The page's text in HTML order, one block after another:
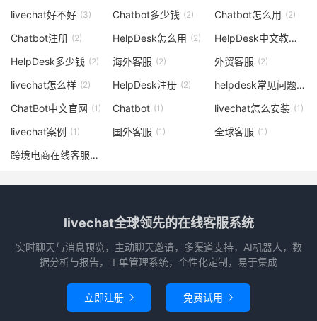
livechat好不好 (3) Chatbot多少钱 (2) Chatbot怎么用 (2)
Chatbot注册 (2) HelpDesk怎么用 (2) HelpDesk中文教程
HelpDesk多少钱 (2) 海外客服 (2) 外贸客服 (2)
livechat怎么样 (2) HelpDesk注册 (2) helpdesk常见问题
(1)
ChatBot中文官网 (1) Chatbot (1) livechat怎么安装 (1)
livechat案例 (1) 国外客服 (1) 全球客服 (1)
跨境电商在线客服
(1)
livechat全球领先的在线客服系统
实时聊天与消息预览，主动聊天邀请，多渠道支持，AI机器人，数
据分析与报告，工单管理系统，个性化定制，易于集成
立即注册  免费试用 